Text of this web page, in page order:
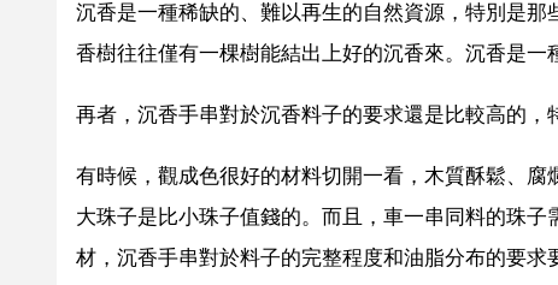
沉香是一種稀缺的、難以再生的自然資源，特別是
香樹往往僅有一棵樹能結出上好的沉香來。沉香是
再者，沉香手串對於沉香料子的要求還是比較高的，
有時候，觀成色很好的材料切開一看，木質酥鬆、
大珠子是比小珠子值錢的。而且，車一串同料的珠
材，沉香手串對於料子的完整程度和油脂分布的要求